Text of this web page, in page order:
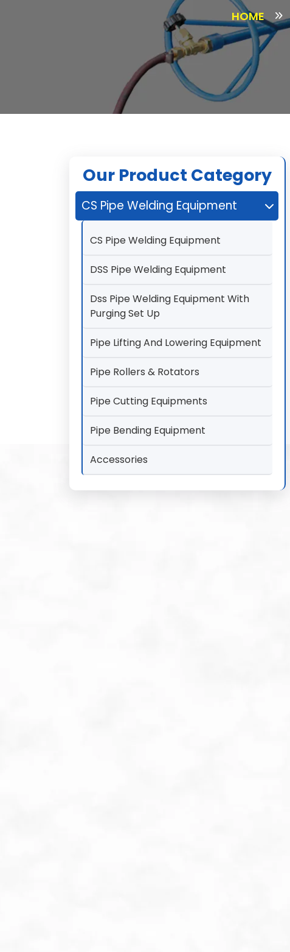
HOME
Our Product Category
CS Pipe Welding Equipment
CS Pipe Welding Equipment
DSS Pipe Welding Equipment
Dss Pipe Welding Equipment With
Purging Set Up
Pipe Lifting And Lowering Equipment
Pipe Rollers & Rotators
Pipe Cutting Equipments
Pipe Bending Equipment
Accessories